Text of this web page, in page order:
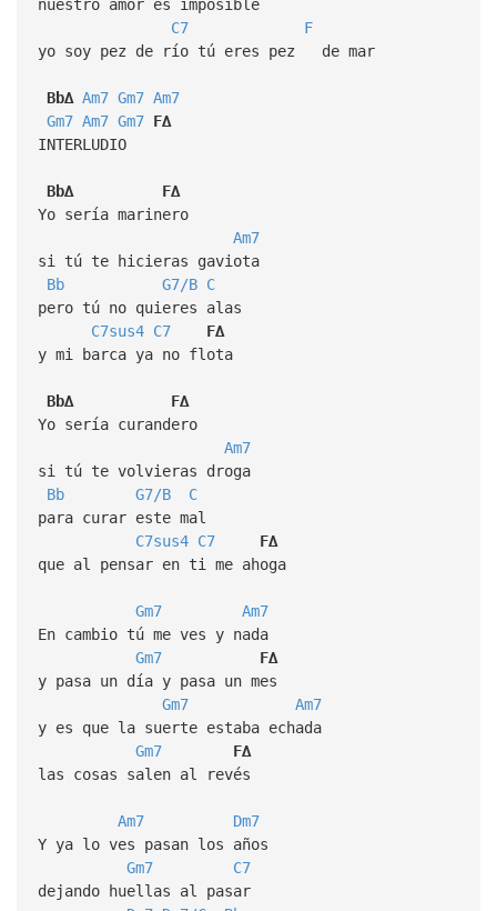
nuestro amor es imposible
C7
F
yo soy pez de río tú eres pez de mar
Bb∆ Am7 Gm7 Am7
Gm7 Am7 Gm7 F∆
INTERLUDIO
Bb∆
F∆
Yo sería marinero
Am7
si tú te hicieras gaviota
Bb
G7/B C
pero tú no quieres alas
C7sus4 C7
F∆
y mi barca ya no flota
Bb∆
F∆
Yo sería curandero
Am7
si tú te volvieras droga
Bb
G7/B
C
para curar este mal
C7sus4 C7
F∆
que al pensar en ti me ahoga
Gm7
Am7
En cambio tú me ves y nada
Gm7
F∆
y pasa un día y pasa un mes
Gm7
Am7
y es que la suerte estaba echada
Gm7
F∆
las cosas salen al revés
Am7
Dm7
Y ya lo ves pasan los años
Gm7
C7
dejando huellas al pasar